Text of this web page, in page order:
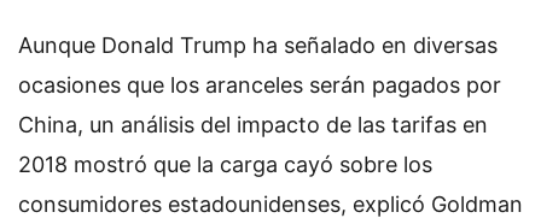
Aunque Donald Trump ha señalado en diversas
ocasiones que los aranceles serán pagados por
China, un análisis del impacto de las tarifas en
2018 mostró que la carga cayó sobre los
consumidores estadounidenses, explicó Goldman